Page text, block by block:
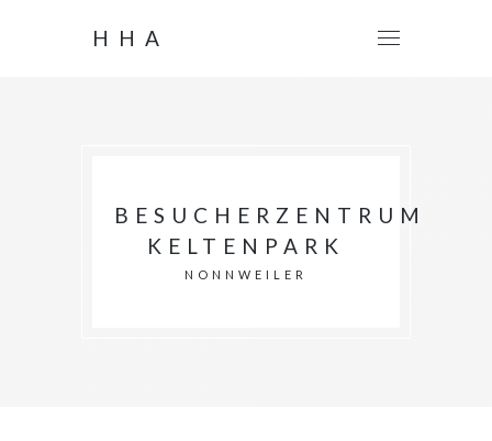
HHA
BESUCHERZENTRUM
KELTENPARK
NONNWEILER